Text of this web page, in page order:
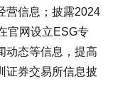
营信息；披露2024
官网设立ESG专
动态等信息，提高
证券交易所信息披